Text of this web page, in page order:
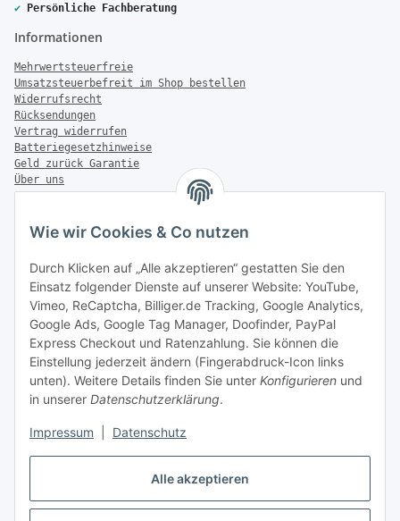
Alle akzeptieren
Wie wir Cookies & Co nutzen
Durch Klicken auf „Alle akzeptieren“ gestatten Sie den
Einsatz folgender Dienste auf unserer Website: YouTube,
Vimeo, ReCaptcha, Billiger.de Tracking, Google Analytics,
Google Ads, Google Tag Manager, Doofinder, PayPal
Express Checkout und Ratenzahlung. Sie können die
Einstellung jederzeit ändern (Fingerabdruck-Icon links
unten). Weitere Details finden Sie unter Konfigurieren und
in unserer Datenschutzerklärung.
Impressum Datenschutz
✔ Persönliche Fachberatung
Informationen
Mehrwertsteuerfreie
Umsatzsteuerbefreit im Shop bestellen
Widerrufsrecht
Rücksendungen
Vertrag widerrufen
Batteriegesetzhinweise
Geld zurück Garantie
Über uns
FAQ
Zahlung & Versand
Versandinformationen
Sonstiges